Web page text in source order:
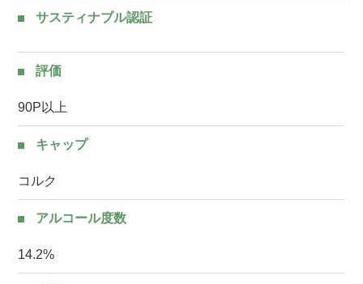
サスティナブル認証
評価
90P以上
キャップ
コルク
アルコール度数
14.2%